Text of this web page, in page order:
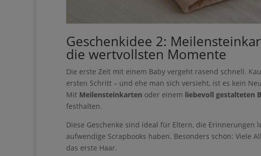
Geschenkidee 2:
die wertvollsten Momente
Die erste Zeit mit einem Baby vergeht rasend schnell.
ersten Schritt – und ehe man sich versieht, ist es kein
Mit Meilensteinkarten oder einem liebevoll gestalteten
festhalten.
Diese Geschenke sind ideal für Eltern, die
aufwendige Scrapbooks haben. Besonders schön: Viele
oder das erste Haar.